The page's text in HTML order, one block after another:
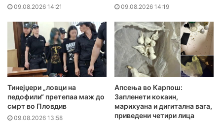
09.08.2026 14:21 09.08.2026 14:19
Тинејџери „ловци на
педофили“ претепаа маж до
смрт во Пловдив
09.08.2026 13:58
Апсења во Карпош:
Запленети кокаин,
марихуана и дигитална вага,
приведени четири лица